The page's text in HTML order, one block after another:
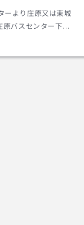
ーより庄原又は東城
原バスセンター下